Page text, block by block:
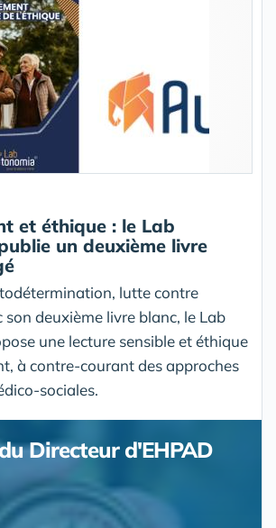
et éthique : le Lab
un deuxième livre
lutte contre
son deuxième livre blanc, le Lab
une lecture sensible et éthique
à contre-courant des approches
sociales.
Directeur d'EHPAD